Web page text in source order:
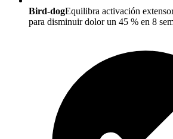
Bird-dogEquilibra activación
para disminuir dolor un 45 % en 8